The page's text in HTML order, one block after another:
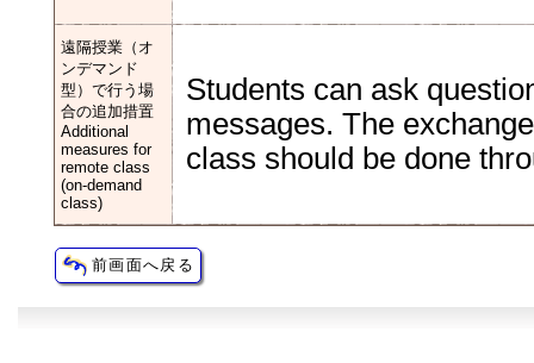
遠隔授業（オ
ンデマンド
型）で行う場
合の追加措置
Additional
measures for
remote class
(on-demand
class)
Students can ask
messages. The
class should be done